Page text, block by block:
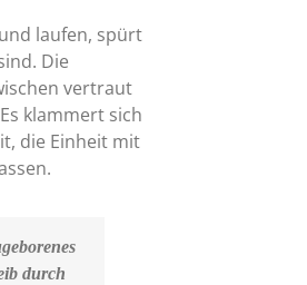
laufen, spürt
Die
vertraut
klammert sich
die Einheit mit
durch